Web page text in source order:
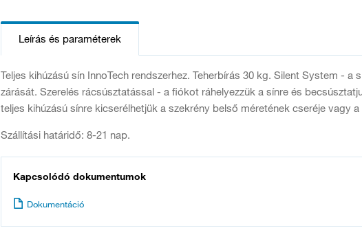
Leírás és paraméterek
Teljes kihúzású sín InnoTech rendszerhez. Teherbírás 30 kg. Silent System -
zárását. Szerelés rácsúsztatással - a fiókot ráhelyezzük a sínre és
teljes kihúzású sínre kicserélhetjük a szekrény belső méretének cseréje vagy
Szállítási határidő: 8-21 nap.
Kapcsolódó dokumentumok
Dokumentáció